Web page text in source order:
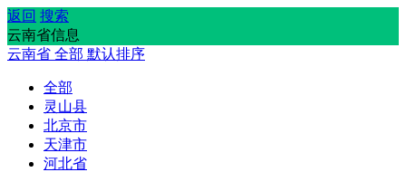
返回 搜索
云南省信息
云南省 全部 默认排序
全部
灵山县
北京市
天津市
河北省